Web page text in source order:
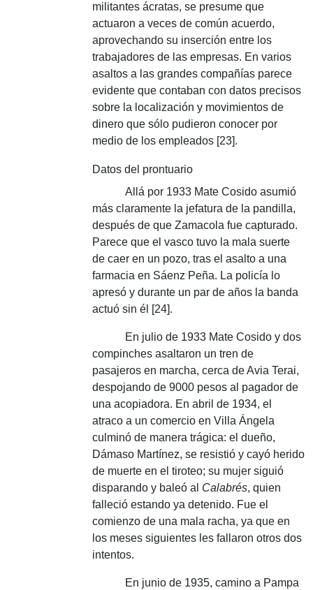
militantes ácratas, se presume que
actuaron a veces de común acuerdo,
aprovechando su inserción entre los
trabajadores de las empresas. En varios
asaltos a las grandes compañías parece
evidente que contaban con datos precisos
sobre la localización y movimientos de
dinero que sólo pudieron conocer por
medio de los empleados [23].
Datos del prontuario
Allá por 1933 Mate Cosido asumió
más claramente la jefatura de la pandilla,
después de que Zamacola fue capturado.
Parece que el vasco tuvo la mala suerte
de caer en un pozo, tras el asalto a una
farmacia en Sáenz Peña. La policía lo
apresó y durante un par de años la banda
actuó sin él [24].
En julio de 1933 Mate Cosido y dos
compinches asaltaron un tren de
pasajeros en marcha, cerca de Avia Terai,
despojando de 9000 pesos al pagador de
una acopiadora. En abril de 1934, el
atraco a un comercio en Villa Ángela
culminó de manera trágica: el dueño,
Dámaso Martínez, se resistió y cayó herido
de muerte en el tiroteo; su mujer siguió
disparando y baleó al Calabrés, quien
falleció estando ya detenido. Fue el
comienzo de una mala racha, ya que en
los meses siguientes les fallaron otros dos
intentos.
En junio de 1935, camino a Pampa